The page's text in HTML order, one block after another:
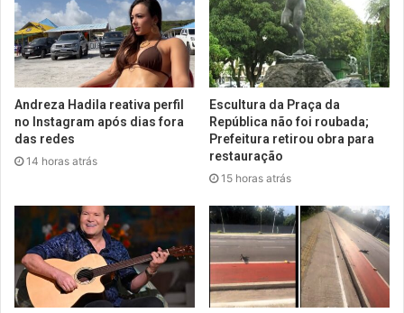
Andreza Hadila reativa perfil
no Instagram após dias fora
das redes
14 horas atrás
Escultura da Praça da
República não foi roubada;
Prefeitura retirou obra para
restauração
15 horas atrás